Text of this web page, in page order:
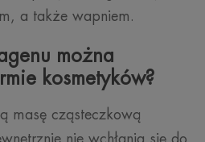
a także wapniem.
można
kosmetyków?
masę cząsteczkową
nie wchłania się do